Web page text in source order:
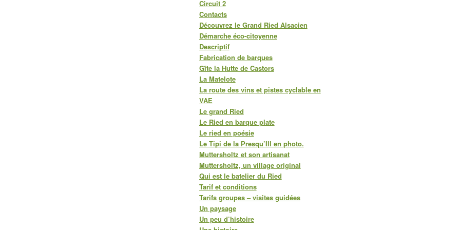
Circuit 2
Contacts
Découvrez le Grand Ried Alsacien
Démarche éco-citoyenne
Descriptif
Fabrication de barques
Gîte la Hutte de Castors
La Matelote
La route des vins et pistes cyclable en
VAE
Le grand Ried
Le Ried en barque plate
Le ried en poésie
Le Tipi de la Presqu’Ill en photo.
Muttersholtz et son artisanat
Muttersholtz, un village original
Qui est le batelier du Ried
Tarif et conditions
Tarifs groupes – visites guidées
Un paysage
Un peu d’histoire